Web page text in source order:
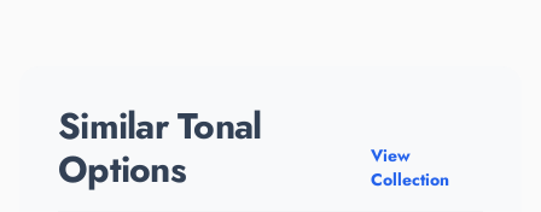
Similar Tonal
Options
View
Collection